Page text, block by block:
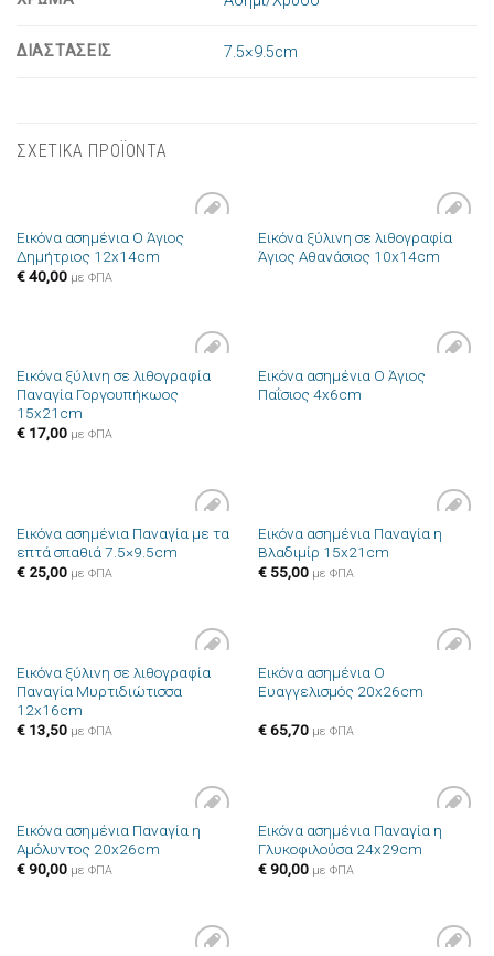
ΔΙΑΣΤΑΣΕΙΣ 7.5×9.5cm
ΣΧΕΤΙΚΑ ΠΡΟΪΟΝΤΑ
Πρόσθήκη
Εικόνα ασημένια Ο Άγιος
Δημήτριος 12x14cm
€40,00 με ΦΠΑ
Πρόσθήκη
στην λίστα
Εικόνα ξύλινη σε λιθογραφία
Άγιος Αθανάσιος 10x14cm
Πρόσθήκη
στην λίστα
Εικόνα ξύλινη σε λιθογραφία
Παναγία Γοργουπήκωος
15x21cm
€17,00 με ΦΠΑ
Πρόσθήκη
Εικόνα ασημένια Ο Άγιος
Παΐσιος 4x6cm
Πρόσθήκη
στην λίστα
Εικόνα ασημένια Παναγία με τα
επτά σπαθιά 7.5×9.5cm
€25,00 με ΦΠΑ
Πρόσθήκη
Εικόνα ασημένια Παναγία η
Βλαδιμίρ 15x21cm
€55,00 με ΦΠΑ
Πρόσθήκη
στην λίστα
Εικόνα ξύλινη σε λιθογραφία
Παναγία Μυρτιδιώτισσα
12x16cm
€13,50 με ΦΠΑ
στην λίστα
Εικόνα ασημένια Ο
Ευαγγελισμός 20x26cm
€65,70 με ΦΠΑ
Πρόσθήκη
Εικόνα ασημένια Παναγία η
Αμόλυντος 20x26cm
€90,00 με ΦΠΑ
Πρόσθήκη
στην λίστα
Εικόνα ασημένια Παναγία η
Γλυκοφιλούσα 24x29cm
€90,00 με ΦΠΑ